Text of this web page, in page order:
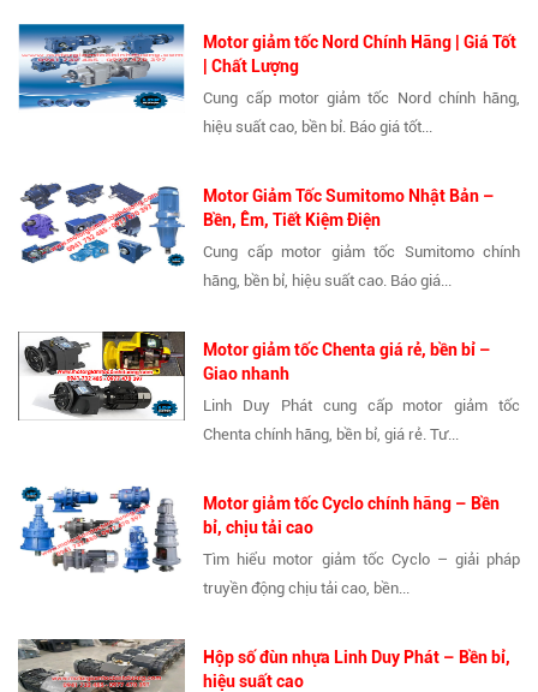
Motor giảm tốc Nord Chính Hãng | Giá Tốt
| Chất Lượng
Cung cấp motor giảm tốc Nord chính hãng,
hiệu suất cao, bền bỉ. Báo giá tốt...
Motor Giảm Tốc Sumitomo Nhật Bản –
Bền, Êm, Tiết Kiệm Điện
Cung cấp motor giảm tốc Sumitomo chính
hãng, bền bỉ, hiệu suất cao. Báo giá...
Motor giảm tốc Chenta giá rẻ, bền bỉ –
Giao nhanh
Linh Duy Phát cung cấp motor giảm tốc
Chenta chính hãng, bền bỉ, giá rẻ. Tư...
Motor giảm tốc Cyclo chính hãng – Bền
bỉ, chịu tải cao
Tìm hiểu motor giảm tốc Cyclo – giải pháp
truyền động chịu tải cao, bền...
Hộp số đùn nhựa Linh Duy Phát – Bền bỉ,
hiệu suất cao